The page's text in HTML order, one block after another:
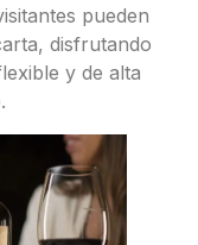
pueden
disfrutando
y de alta